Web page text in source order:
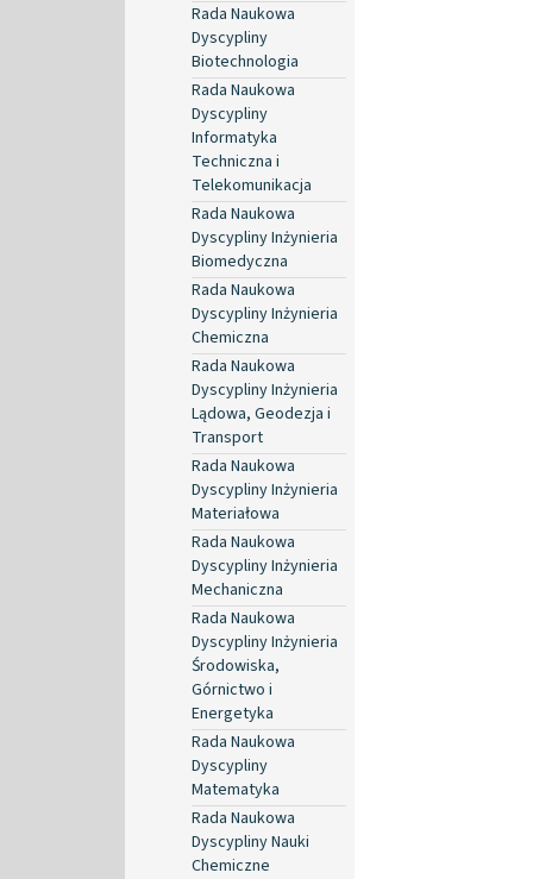
Rada Naukowa
Dyscypliny
Biotechnologia
Rada Naukowa
Dyscypliny
Informatyka
Techniczna i
Telekomunikacja
Rada Naukowa
Dyscypliny Inżynieria
Biomedyczna
Rada Naukowa
Dyscypliny Inżynieria
Chemiczna
Rada Naukowa
Dyscypliny Inżynieria
Lądowa, Geodezja i
Transport
Rada Naukowa
Dyscypliny Inżynieria
Materiałowa
Rada Naukowa
Dyscypliny Inżynieria
Mechaniczna
Rada Naukowa
Dyscypliny Inżynieria
Środowiska,
Górnictwo i
Energetyka
Rada Naukowa
Dyscypliny
Matematyka
Rada Naukowa
Dyscypliny Nauki
Chemiczne